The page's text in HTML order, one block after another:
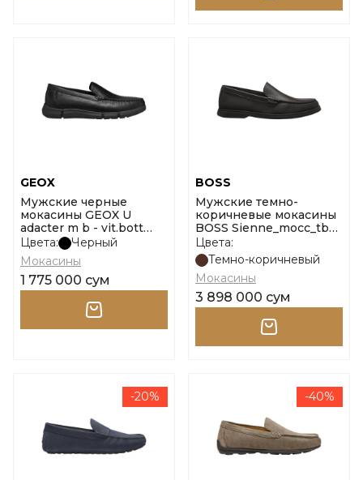
GEOX
Мужские черные
мокасины GEOX U
adacter m b - vit.bott
размер 40
Цвета:
Черный
Мокасины
1 775 000 сум
BOSS
Мужские темно-
коричневые мокасины
BOSS Sienne_mocc_tbsf
10269710 01 размер 43
Цвета:
Темно-коричневый
Мокасины
3 898 000 сум
-20% -40%